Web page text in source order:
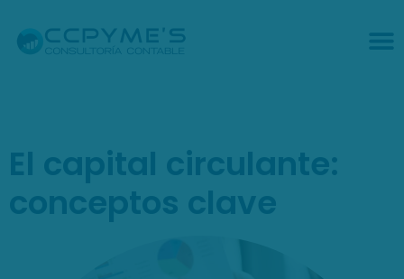
El capital circulante:
conceptos clave